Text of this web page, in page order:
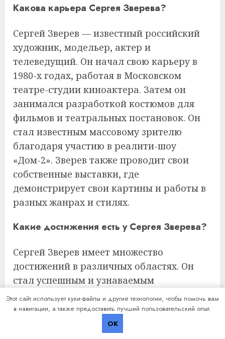
Какова карьера Сергея Зверева?
Сергей Зверев — известный российский
художник, модельер, актер и
телеведущий. Он начал свою карьеру в
1980-х годах, работая в Московском
театре-студии киноактера. Затем он
занимался разработкой костюмов для
фильмов и театральных постановок. Он
стал известным массовому зрителю
благодаря участию в реалити-шоу
«Дом-2». Зверев также проводит свои
собственные выставки, где
демонстрирует свои картины и работы в
разных жанрах и стилях.
Какие достижения есть у Сергея Зверева?
Сергей Зверев имеет множество
достижений в различных областях. Он
стал успешным и узнаваемым
художником и модельером, его картины
и костюмы получили признание и
оказались востребованными. Он также
снялся в нескольких фильмах и
Этот сайт использует куки-файлы и другие технологии, чтобы помочь вам
в навигации, а также предоставить лучший пользовательский опыт.
OK